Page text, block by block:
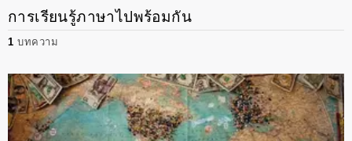
ดูโปรแกรมทั้งหมด
สำนักงาน
ค้นหาสำนักงานที่ใกล้กับคุณ
เกี่ยวกับเรา
ประวัติองค์กร
การเรียนรู้ภาษาไปพร้อมกัน
1 บทความ